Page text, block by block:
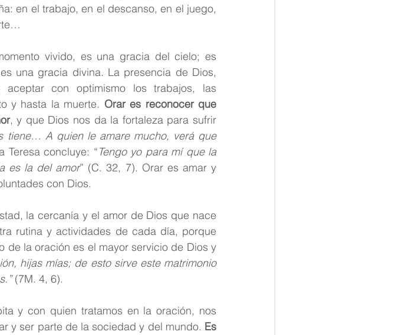
en el trabajo, en el descanso, en el juego,
vivido, es una gracia del cielo; es
una gracia divina. La presencia de Dios,
con optimismo los trabajos, las
y hasta la muerte. Orar es reconocer que
, y que Dios nos da la fortaleza para sufrir
tiene… A quien le amare mucho, verá que
Teresa concluye: “Tengo yo para mí que la
es la del amor” (C. 32, 7). Orar es amar y
con Dios.
la cercanía y el amor de Dios que nace
rutina y actividades de cada día, porque
de la oración es el mayor servicio de Dios y
hijas mías; de esto sirve este matrimonio
(7M. 4, 6).
y con quien tratamos en la oración, nos
y ser parte de la sociedad y del mundo. Es